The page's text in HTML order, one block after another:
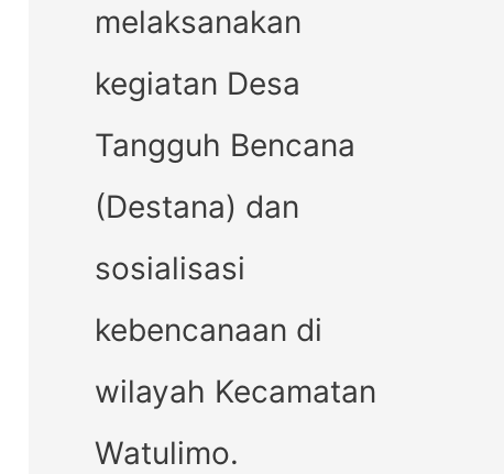
melaksanakan
kegiatan Desa
Tangguh Bencana
(Destana) dan
sosialisasi
kebencanaan di
wilayah Kecamatan
Watulimo.